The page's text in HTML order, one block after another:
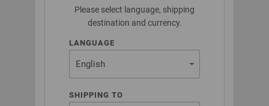
Please select language, shipping
destination and currency.
LANGUAGE
SHIPPING TO
LANA GROSSA
STAR PRINT